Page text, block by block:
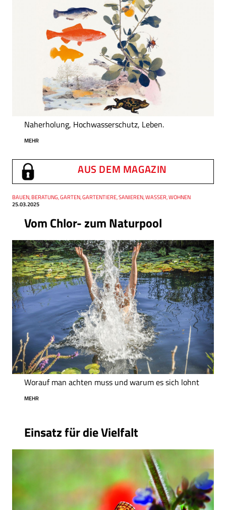
Naherholung, Hochwasserschutz, Leben.
MEHR
AUS DEM MAGAZIN
Vom Chlor- zum Naturpool
Thema
BAUEN, BERATUNG, GARTEN, GARTENTIERE, SANIEREN, WASSER, WOHNEN
Datum
25.03.2025
Worauf man achten muss und warum es sich lohnt
MEHR
Einsatz für die Vielfalt